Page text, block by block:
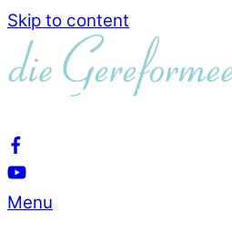
Skip to content
Menu